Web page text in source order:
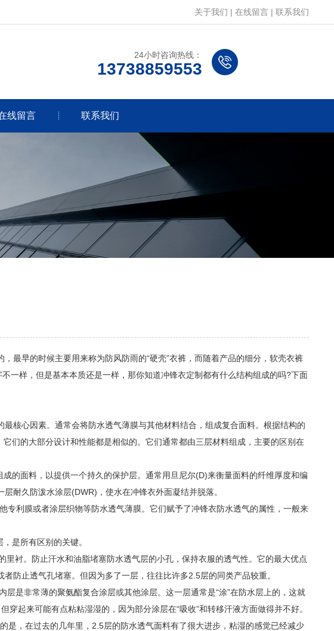
关于我们 | 在线留言 | 联系我们
24小时咨询热线：
13738859553
线留言 联系我们
早的时候主要用来称为防风防雨的“硬壳”衣裤，而随着产品的细分，软壳衣裤
一样，但是基本本质还是一样，那你知道冲锋衣定制都有什么结构组成的吗?下面
最核心因素。通常会将防水透气薄膜与其他材料结合，组成复合面料。根据结构的
们的大部分设计和性能都是相似的。它们通常都由三层材料组成，主要的区别在
面料，以提供一个持久的保护层。通常用旦尼尔(D)来衡量面料的纤维厚度和编
耐久防泼水涂层(DWR)，使水在冲锋衣外面凝结并脱落。
利膜或者涂层织物等防水透气薄膜。它们赋予了冲锋衣防水透气的属性，一般来
是所有区别的关键。
衬。防止汗水和油脂堵塞防水透气层的小孔，保持衣服的透气性。它的最大优点
防止透气孔堵塞。但因为多了一层，往往比许多2.5层的同类产品较重。
非常薄的聚氨酯复合涂层或其他涂层。这一层通常是“涂”在防水层上的，这就
起来可能有点粘粘湿湿的，因为部分涂层在“吸收”和转移汗液方面做得并不好。
是，在过去的几年里，2.5层的防水透气面料有了很大进步，粘湿的感觉已经减少